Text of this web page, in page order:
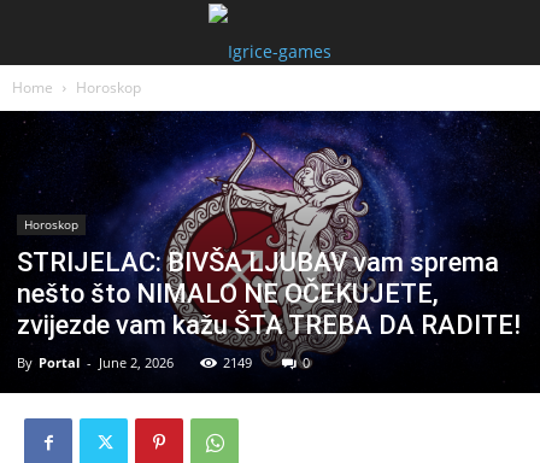
Home Horoskop
Horoskop
STRIJELAC: BIVŠA LJUBAV vam sprema
nešto što NIMALO NE OČEKUJETE,
zvijezde vam kažu ŠTA TREBA DA RADITE!
By Portal - June 2, 2026 2149 0